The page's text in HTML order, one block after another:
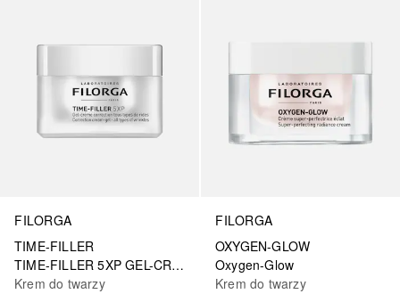
FILORGA
TIME-FILLER
TIME-FILLER 5XP GEL-CREME
Krem do twarzy
FILORGA
OXYGEN-GLOW
Oxygen-Glow
Krem do twarzy